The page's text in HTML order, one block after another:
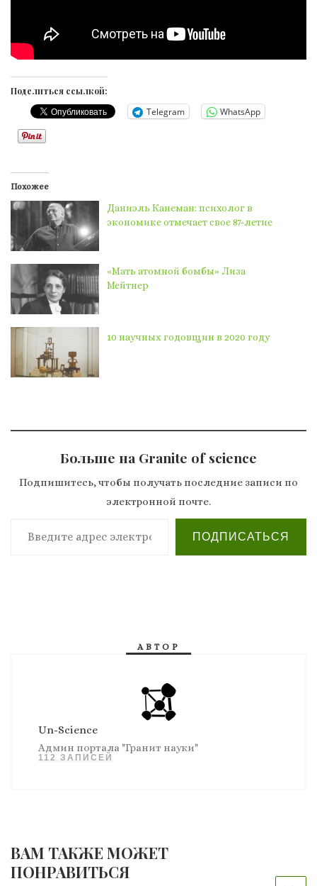
Поделиться ссылкой:
Telegram WhatsApp
Похожее
Даниэль Канеман: психолог в
экономике отмечает свое 87-летие
«Мать атомной бомбы» Лиза
Мейтнер
10 научных годовщин в 2020 году
Больше на Granite of science
Подпишитесь, чтобы получать последние записи по
электронной почте.
Введите адрес электронной почты…
ПОДПИСАТЬСЯ
АВТОР
Un-Science
Админ портала "Гранит науки"
112 ЗАПИСЕЙ
ВАМ ТАКЖЕ МОЖЕТ
ПОНРАВИТЬСЯ